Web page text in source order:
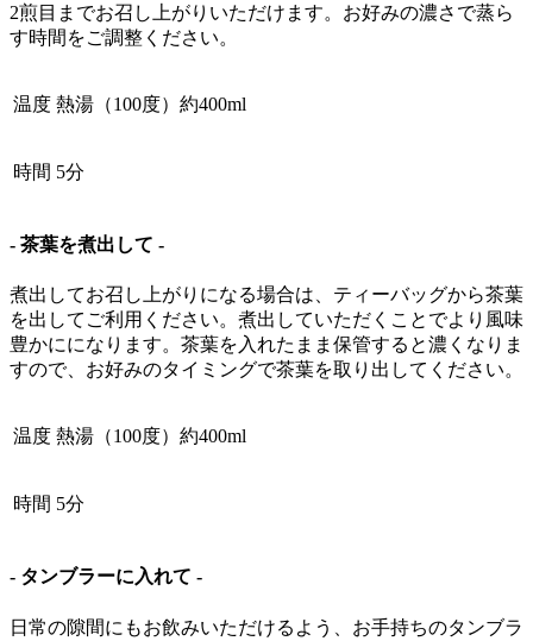
2煎目までお召し上がりいただけます。お好みの濃さで蒸ら
す時間をご調整ください。
温度 熱湯（100度）約400ml
時間 5分
- 茶葉を煮出して -
煮出してお召し上がりになる場合は、ティーバッグから茶葉
を出してご利用ください。煮出していただくことでより風味
豊かにになります。茶葉を入れたまま保管すると濃くなりま
すので、お好みのタイミングで茶葉を取り出してください。
温度 熱湯（100度）約400ml
時間 5分
- タンブラーに入れて -
日常の隙間にもお飲みいただけるよう、お手持ちのタンブラ